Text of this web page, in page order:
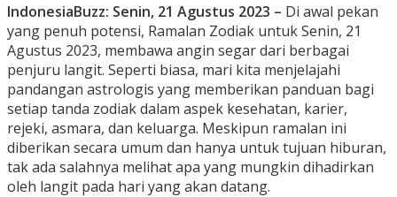
IndonesiaBuzz: Senin, 21 Agustus 2023 – Di awal pekan
yang penuh potensi, Ramalan Zodiak untuk Senin, 21
Agustus 2023, membawa angin segar dari berbagai
penjuru langit. Seperti biasa, mari kita menjelajahi
pandangan astrologis yang memberikan panduan bagi
setiap tanda zodiak dalam aspek kesehatan, karier,
rejeki, asmara, dan keluarga. Meskipun ramalan ini
diberikan secara umum dan hanya untuk tujuan hiburan,
tak ada salahnya melihat apa yang mungkin dihadirkan
oleh langit pada hari yang akan datang.